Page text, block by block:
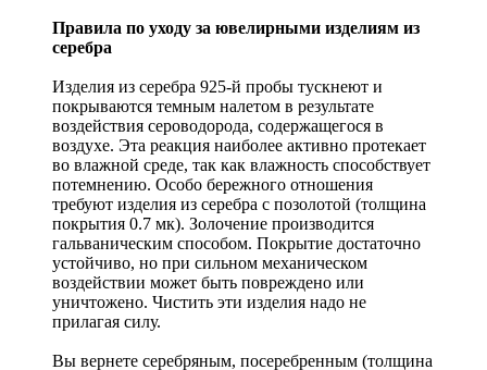
Правила по уходу за ювелирными изделиям из
серебра
Изделия из серебра 925-й пробы тускнеют и
покрываются темным налетом в результате
воздействия сероводорода, содержащегося в
воздухе. Эта реакция наиболее активно протекает
во влажной среде, так как влажность способствует
потемнению. Особо бережного отношения
требуют изделия из серебра с позолотой (толщина
покрытия 0.7 мк). Золочение производится
гальваническим способом. Покрытие достаточно
устойчиво, но при сильном механическом
воздействии может быть повреждено или
уничтожено. Чистить эти изделия надо не
прилагая силу.
Вы вернете серебряным, посеребренным (толщина